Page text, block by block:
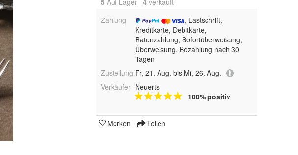
5 Auf Lager 4 verkauft
Zahlung
, Lastschrift,
Kreditkarte, Debitkarte,
Ratenzahlung, Sofortüberweisung,
Überweisung, Bezahlung nach 30
Tagen
Zustellung Fr, 21. Aug. bis Mi, 26. Aug.
Verkäufer Neuerts
100% positiv
Merken Teilen